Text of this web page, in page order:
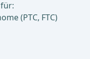
(PTC, FTC)